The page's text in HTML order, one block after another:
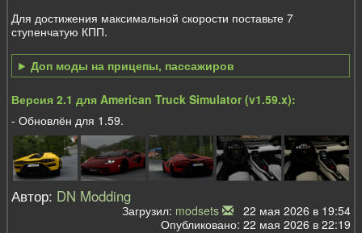
Для достижения максимальной скорости поставьте 7
ступенчатую КПП.
Доп моды на прицепы, пассажиров
Версия 2.1 для American Truck Simulator (v1.59.x):
- Обновлён для 1.59.
Автор: DN Modding
Загрузил: modsets
22 мая 2026 в 19:54
Опубликовано: 22 мая 2026 в 22:19